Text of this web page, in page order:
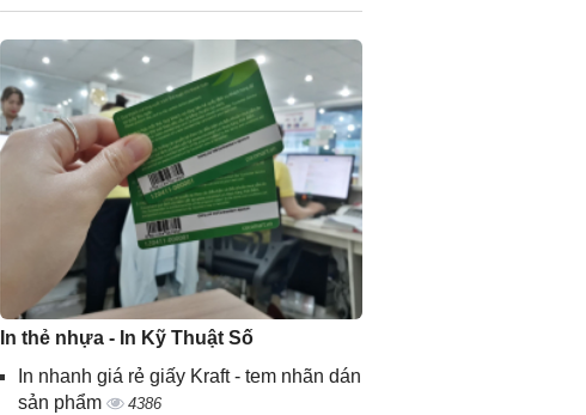
In thẻ nhựa - In Kỹ Thuật Số
In nhanh giá rẻ giấy Kraft - tem nhãn dán
sản phẩm
4386